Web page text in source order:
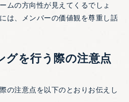
ムの方向性が見えてくるでしょ
は、メンバーの価値観を尊重し話
グを行う際の注意点
の注意点を以下のとおりお伝えし